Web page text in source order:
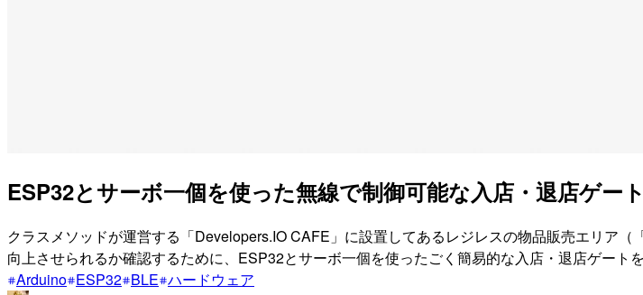
ESP32とサーボ一個を使った無線で制御可能な入店・退店ゲー
クラスメソッドが運営する「Developers.IO CAFE」に設置してあるレジレスの物品販売エリア
向上させられるか確認するために、ESP32とサーボ一個を使ったごく簡易的な入店・退店ゲート
Arduino ESP32 BLE ハードウェア